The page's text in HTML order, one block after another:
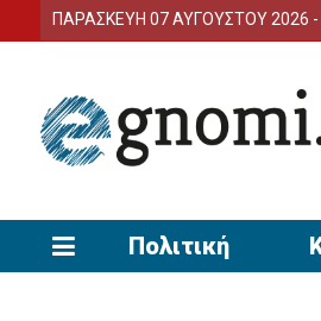
ΠΑΡΑΣΚΕΥΗ 07 ΑΥΓΟΥΣΤΟΥ 2026 -
Πολιτική